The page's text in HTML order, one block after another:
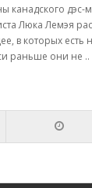
канадского дэс-
Люка Лемэя
в которых есть
раньше они не ..